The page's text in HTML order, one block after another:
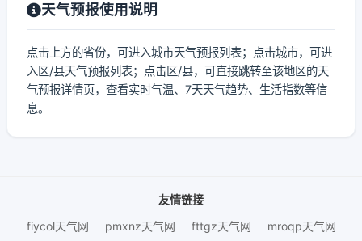
天气预报使用说明
点击上方的省份，可进入城市天气预报列表；点击城市，可进
入区/县天气预报列表；点击区/县，可直接跳转至该地区的天
气预报详情页，查看实时气温、7天天气趋势、生活指数等信
息。
友情链接
fiycol天气网
pmxnz天气网 fttgz天气网 mroqp天气网